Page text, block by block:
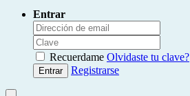
Entrar
Recuerdame Olvidaste tu clave?
Entrar Registrarse